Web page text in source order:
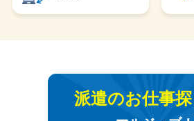
派遣のお仕事